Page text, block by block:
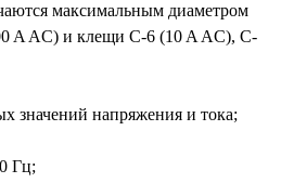
максимальным диаметром
A AC) и клещи C-6 (10 A AC), C-
значений напряжения и тока;
Гц;